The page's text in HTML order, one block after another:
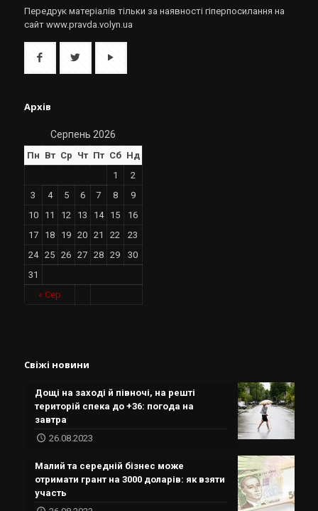
Передрук матеріалів тільки за наявності гіперпосилання на
сайт www.pravda.volyn.ua
Архів
Серпень 2026
Пн Вт Ср Чт Пт Сб Нд
« Сер
1
2
3
4 5 6 7 8
9
10
11 12 13 14 15
16
17
18 19 20 21 22
23
24
25 26 27 28 29
30
31
Свіжі новини
Дощі на заході й півночі, на решті
територій спека до +36: погода на
завтра
26.08.2023
Малий та середній бізнес може
отримати грант на 3000 доларів: як взяти
участь